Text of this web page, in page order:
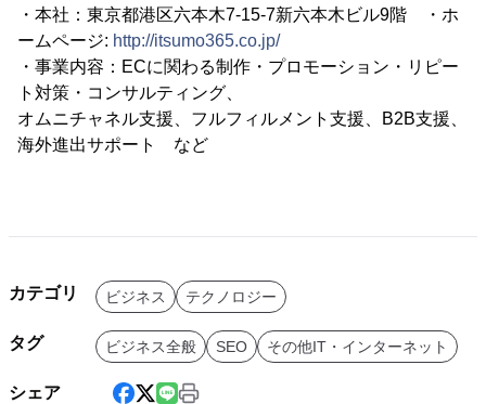
・本社：東京都港区六本木7-15-7新六本木ビル9階 ・ホ
ームページ: http://itsumo365.co.jp/
・事業内容：ECに関わる制作・プロモーション・リピー
ト対策・コンサルティング、
オムニチャネル支援、フルフィルメント支援、B2B支援、
海外進出サポート など
カテゴリ ビジネス テクノロジー
タグ ビジネス全般 SEO その他IT・インターネット
シェア